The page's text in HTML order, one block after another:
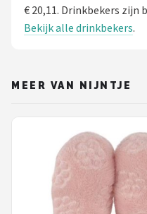
€ 20,11. Drinkbekers zijn
Bekijk alle drinkbekers.
MEER VAN NIJNTJE